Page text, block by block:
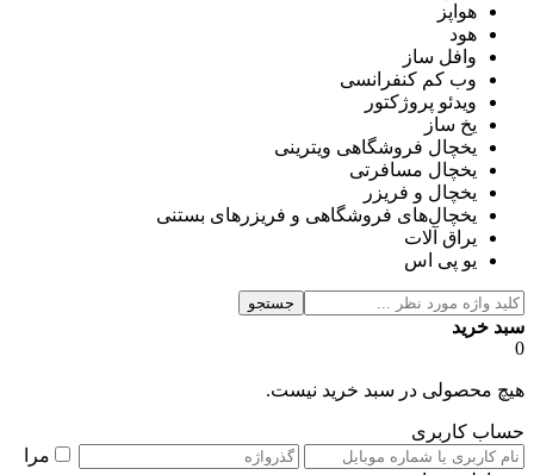
هواپز
هود
وافل ساز
وب کم کنفرانسی
ویدئو پروژکتور
یخ ساز
یخچال فروشگاهی ویترینی
یخچال مسافرتی
یخچال و فریزر
یخچال‌های فروشگاهی و فریزرهای بستنی
یراق آلات
یو پی اس
جستجو
سبد خرید
0
هیچ محصولی در سبد خرید نیست.
حساب کاربری
مرا